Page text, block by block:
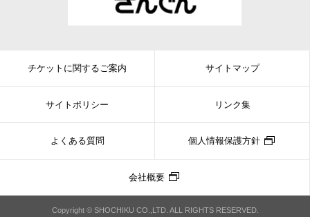
チケットに関するご案内 サイトマップ
サイトポリシー リンク集
よくある質問 個人情報保護方針
会社概要
Copyright © SHOCHIKU CO.,LTD. ALL RIGHTS RESERVED.